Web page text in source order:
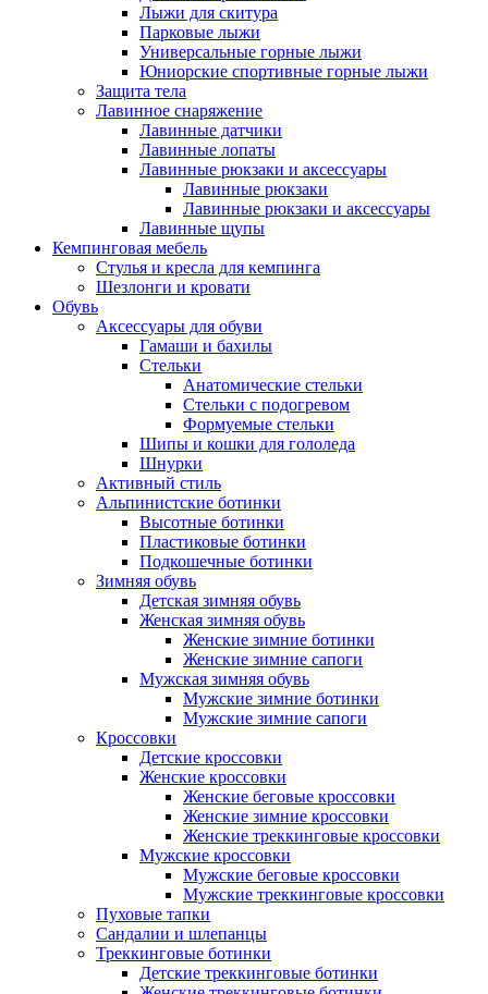
Лыжи для скитура
Парковые лыжи
Универсальные горные лыжи
Юниорские спортивные горные лыжи
Защита тела
Лавинное снаряжение
Лавинные датчики
Лавинные лопаты
Лавинные рюкзаки и аксессуары
Лавинные рюкзаки
Лавинные рюкзаки и аксессуары
Лавинные щупы
Кемпинговая мебель
Стулья и кресла для кемпинга
Шезлонги и кровати
Обувь
Аксессуары для обуви
Гамаши и бахилы
Стельки
Анатомические стельки
Стельки с подогревом
Формуемые стельки
Шипы и кошки для гололеда
Шнурки
Активный стиль
Альпинистские ботинки
Высотные ботинки
Пластиковые ботинки
Подкошечные ботинки
Зимняя обувь
Детская зимняя обувь
Женская зимняя обувь
Женские зимние ботинки
Женские зимние сапоги
Мужская зимняя обувь
Мужские зимние ботинки
Мужские зимние сапоги
Кроссовки
Детские кроссовки
Женские кроссовки
Женские беговые кроссовки
Женские зимние кроссовки
Женские треккинговые кроссовки
Мужские кроссовки
Мужские беговые кроссовки
Мужские треккинговые кроссовки
Пуховые тапки
Сандалии и шлепанцы
Треккинговые ботинки
Детские треккинговые ботинки